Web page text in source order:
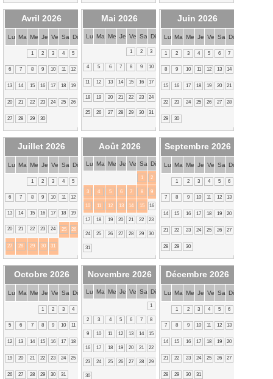
Avril 2026
Lu Ma Me Je Ve Sa Di
1 2 3 4 5
6 7 8 9 10 11 12
13 14 15 16 17 18 19
20 21 22 23 24 25 26
27 28 29 30
Mai 2026
Lu Ma Me Je Ve Sa Di
1 2 3
4 5 6 7 8 9 10
11 12 13 14 15 16 17
18 19 20 21 22 23 24
25 26 27 28 29 30 31
Juin 2026
Lu Ma Me Je Ve Sa Di
1 2 3 4 5 6 7
8 9 10 11 12 13 14
15 16 17 18 19 20 21
22 23 24 25 26 27 28
29 30
Juillet 2026
Lu Ma Me Je Ve Sa Di
1 2 3 4 5
6 7 8 9 10 11 12
13 14 15 16 17 18 19
20 21 22 23 24 25 26
27 28 29 30 31
Août 2026
Lu Ma Me Je Ve Sa Di
1 2
3 4 5 6 7 8 9
10 11 12 13 14 15 16
17 18 19 20 21 22 23
24 25 26 27 28 29 30
31
Septembre 2026
Lu Ma Me Je Ve Sa Di
1 2 3 4 5 6
7 8 9 10 11 12 13
14 15 16 17 18 19 20
21 22 23 24 25 26 27
28 29 30
Octobre 2026
Lu Ma Me Je Ve Sa Di
1 2 3 4
5 6 7 8 9 10 11
12 13 14 15 16 17 18
19 20 21 22 23 24 25
26 27 28 29 30 31
Novembre 2026
Lu Ma Me Je Ve Sa Di
1
2 3 4 5 6 7 8
9 10 11 12 13 14 15
16 17 18 19 20 21 22
23 24 25 26 27 28 29
30
Décembre 2026
Lu Ma Me Je Ve Sa Di
1 2 3 4 5 6
7 8 9 10 11 12 13
14 15 16 17 18 19 20
21 22 23 24 25 26 27
28 29 30 31